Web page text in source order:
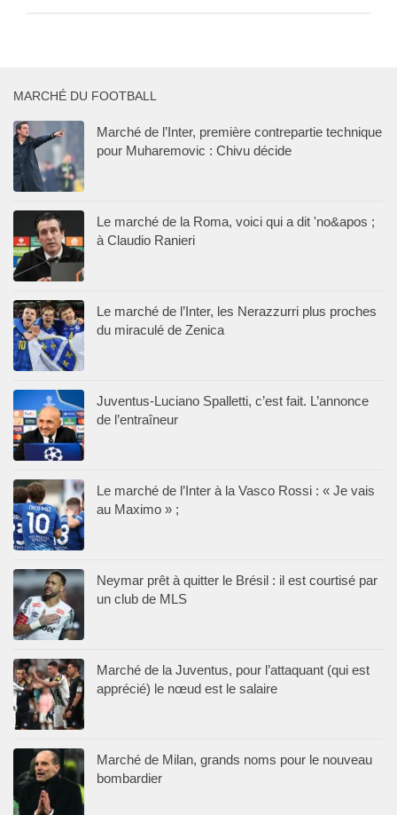
MARCHÉ DU FOOTBALL
Marché de l’Inter, première contrepartie technique
pour Muharemovic : Chivu décide
Le marché de la Roma, voici qui a dit 'no&apos ;
à Claudio Ranieri
Le marché de l’Inter, les Nerazzurri plus proches
du miraculé de Zenica
Juventus-Luciano Spalletti, c’est fait. L’annonce
de l’entraîneur
Le marché de l’Inter à la Vasco Rossi : « Je vais
au Maximo » ;
Neymar prêt à quitter le Brésil : il est courtisé par
un club de MLS
Marché de la Juventus, pour l’attaquant (qui est
apprécié) le nœud est le salaire
Marché de Milan, grands noms pour le nouveau
bombardier